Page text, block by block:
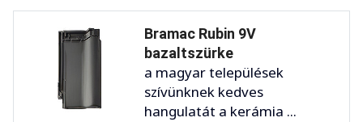
Bramac Rubin 9V
bazaltszürke
a magyar települések
szívünknek kedves
hangulatát a kerámia ...